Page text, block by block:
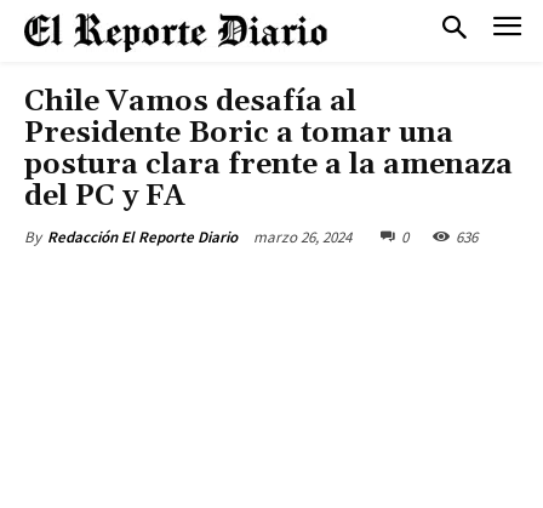
Chile Vamos desafía al
Presidente Boric a tomar una
postura clara frente a la amenaza
del PC y FA
By Redacción El Reporte Diario marzo 26, 2024 0 636